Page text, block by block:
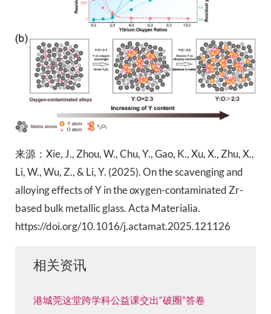
来源：Xie, J., Zhou, W., Chu, Y., Gao, K., Xu, X., Zhu, X.,
Li, W., Wu, Z., & Li, Y. (2025). On the scavenging and
alloying effects of Y in the oxygen-contaminated Zr-
based bulk metallic glass. Acta Materialia.
https://doi.org/10.1016/j.actamat.2025.121126
相关资讯
港城莞这堂跨学科公益课交出“破圈”答卷